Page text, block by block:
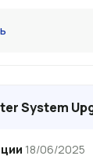
System
18/06/2025